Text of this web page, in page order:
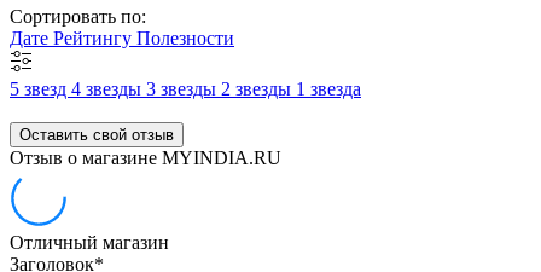
Сортировать по:
Дате Рейтингу Полезности
5 звезд 4 звезды 3 звезды 2 звезды 1 звезда
Оставить свой отзыв
Отзыв о магазине MYINDIA.RU
Отличный магазин
Заголовок*